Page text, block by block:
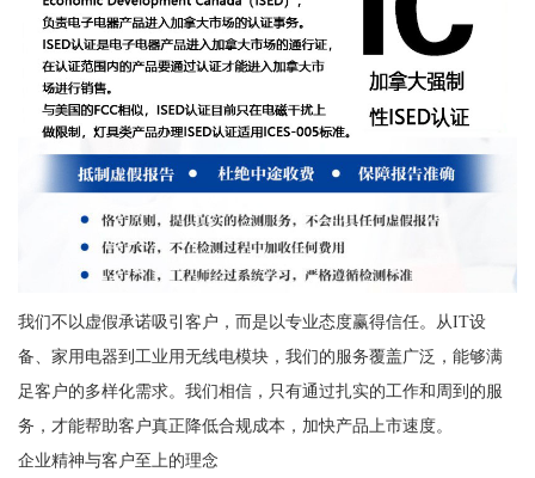
我们不以虚假承诺吸引客户，而是以专业态度赢得信任。从IT设
备、家用电器到工业用无线电模块，我们的服务覆盖广泛，能够满
足客户的多样化需求。我们相信，只有通过扎实的工作和周到的服
务，才能帮助客户真正降低合规成本，加快产品上市速度。
企业精神与客户至上的理念